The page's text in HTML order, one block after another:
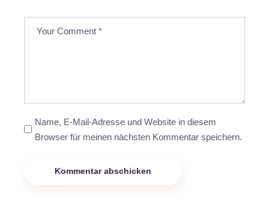
Name, E-Mail-Adresse und Website in diesem
Browser für meinen nächsten Kommentar speichern.
Kommentar abschicken